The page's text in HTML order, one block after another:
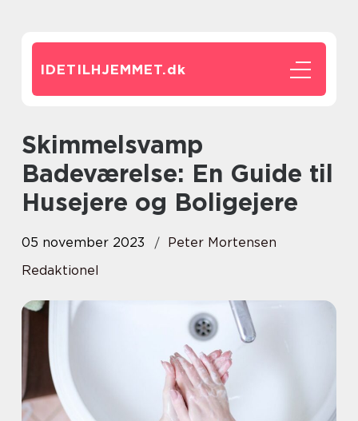
IDETILHJEMMET.dk
Skimmelsvamp
Badeværelse: En Guide til
Husejere og Boligejere
05 november 2023
Peter Mortensen
Redaktionel